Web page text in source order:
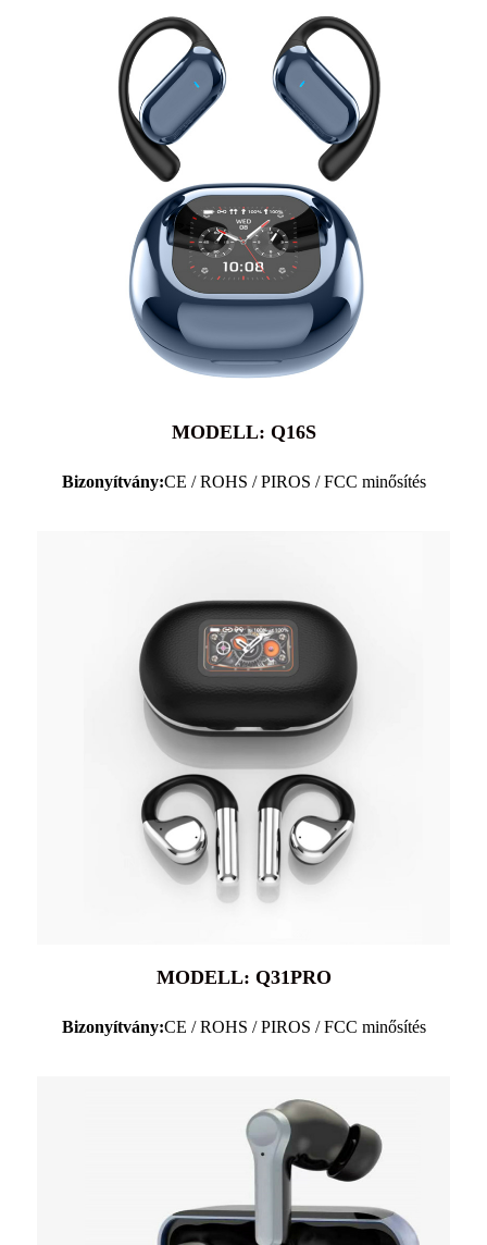
MODELL: Q16S
Bizonyítvány:CE / ROHS / PIROS / FCC minősítés
MODELL: Q31PRO
Bizonyítvány:CE / ROHS / PIROS / FCC minősítés